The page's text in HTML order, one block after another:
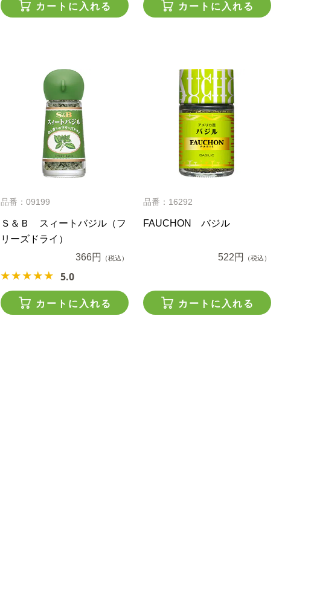
カートに入れる カートに入れる
品番：09199
Ｓ＆Ｂ スィートバジル（フ
リーズドライ）
366円
（税込）
5.0
カートに入れる
品番：16292
FAUCHON バジル
522円 （税込）
カートに入れる